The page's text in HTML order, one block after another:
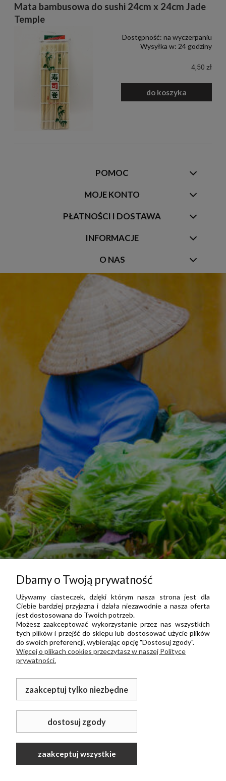
Mata bambusowa do sushi 24cm x 24cm Jade
Temple
Dostępność: na wyczerpaniu
Wysyłka w: 24 godziny
4,50 zł
do koszyka
POMOC
MOJE KONTO
PŁATNOŚCI I DOSTAWA
INFORMACJE
O NAS
Dbamy o Twoją prywatność
Używamy ciasteczek, dzięki którym nasza strona jest dla
Ciebie bardziej przyjazna i działa niezawodnie a nasza oferta
jest dostosowana do Twoich potrzeb.
Możesz zaakceptować wykorzystanie przez nas wszystkich
tych plików i przejść do sklepu lub dostosować użycie plików
do swoich preferencji, wybierając opcję "Dostosuj zgody".
Więcej o plikach cookies przeczytasz w naszej Polityce
prywatności.
zaakceptuj tylko niezbędne
dostosuj zgody
zaakceptuj wszystkie